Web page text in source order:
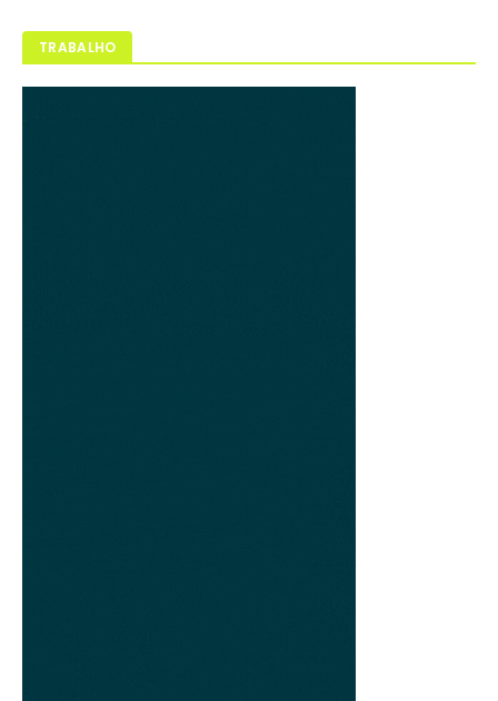
TRABALHO